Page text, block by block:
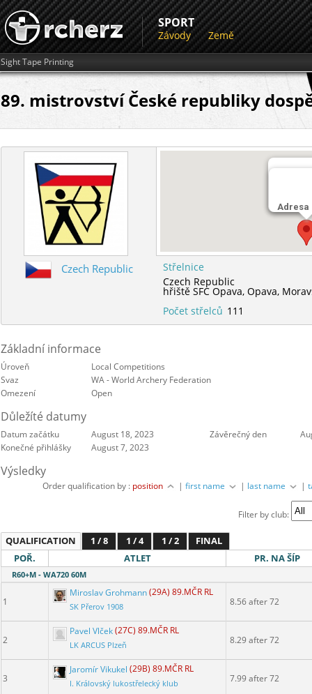
SPORT
Závody Země
Sight Tape Printing
89. mistrovství České republiky
Adresa
hřiště
Czech Republic
Střelnice
Czech Republic
hřiště SFC Opava,Opava,
Počet střelců 111
Základní informace
Úroveň
Local Competitions
Svaz
WA - World Archery Federation
Omezení
Open
Důležíté datumy
Datum začátku August 18, 2023 Závěrečný den
Konečné přihlášky
August 7, 2023
Výsledky
Order qualification by : position |first name | last name |
Filter by club:
QUALIFICATION 1 / 8 1 / 4 1 / 2
FINAL
POŘ.
ATLET PR. NA ŠÍP
R60+M - WA720 60M
1
Miroslav Grohmann(29A) 89.MČR RL
SK Přerov 1908 8.56 after 72
2
Pavel Vlček(27C) 89.MČR RL
LK ARCUS Plzeň 8.29 after 72
3
Jaromír Vikukel (29B) 89.MČR RL
I. Královský lukostřelecký klub 7.99 after 72